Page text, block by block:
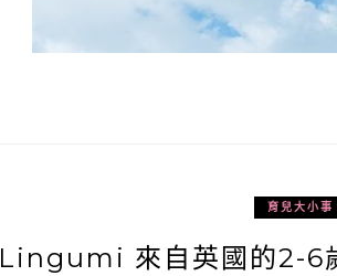
育兒大小事
Lingumi 來自英國的2-6